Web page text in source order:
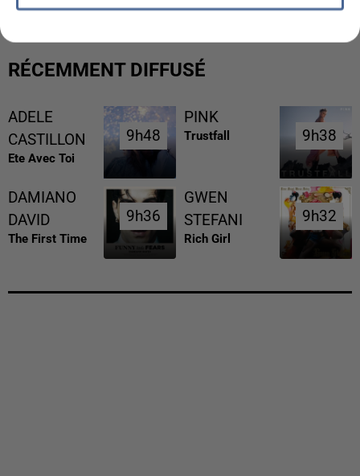
RÉCEMMENT DIFFUSÉ
ADELE
CASTILLON
Ete Avec Toi
9h48
9h48
PINK
Trustfall 9h38
9h38
DAMIANO
DAVID
The First Time
9h36
9h36
GWEN
STEFANI
Rich Girl
9h32
9h32